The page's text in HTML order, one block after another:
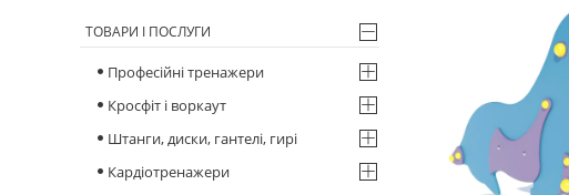
ТОВАРИ І ПОСЛУГИ
Професійні тренажери
Кросфіт і воркаут
Штанги, диски, гантелі, гирі
Кардіотренажери